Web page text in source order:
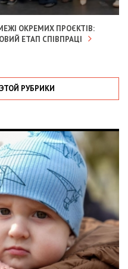
ОКРЕМИХ ПРОЄКТІВ:
ЕТАП СПІВПРАЦІ
РУБРИКИ